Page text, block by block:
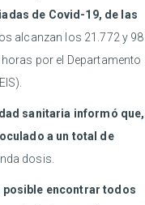
de Covid-19, de las
alcanzan los 21.772 y 98
por el Departamento
sanitaria informó que,
a un total de
dosis.
posible encontrar todos